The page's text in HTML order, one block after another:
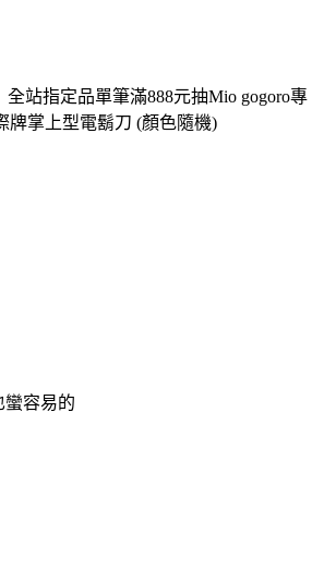
全站指定品單筆滿888元抽Mio gogoro專
牌掌上型電鬍刀 (顏色隨機)
蠻容易的